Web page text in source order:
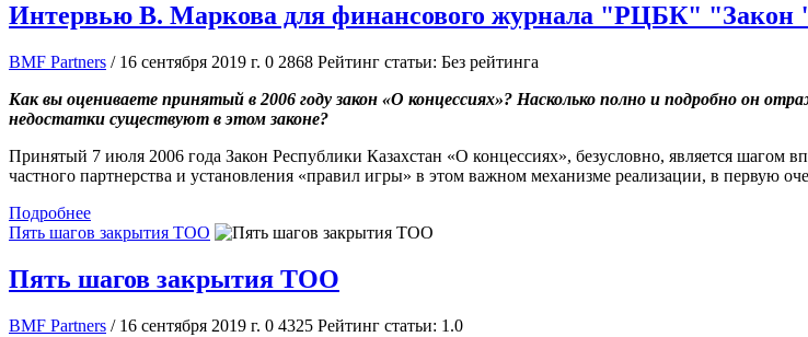
Интервью В. Маркова для финансового журнала "РЦБК" "Закон
BMF Partners / 16 сентября 2019 г. 0 2868 Рейтинг статьи: Без рейтинга
Как вы оцениваете принятый в 2006 году закон «О концессиях»? Насколько полно и подробно он
недостатки существуют в этом законе?
Принятый 7 июля 2006 года Закон Республики Казахстан «О концессиях», безусловно, является шагом
частного партнерства и установления «правил игры» в этом важном механизме реализации, в первую
Подробнее
Пять шагов закрытия ТОО
Пять шагов закрытия ТОО
BMF Partners / 16 сентября 2019 г. 0 4325 Рейтинг статьи: 1.0